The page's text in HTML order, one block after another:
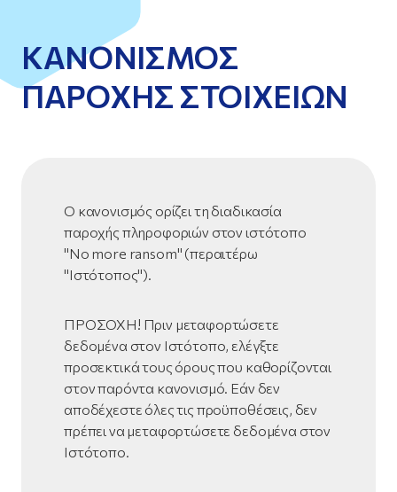
ΚΑΝΟΝΙΣΜΟΣ
ΠΑΡΟΧΗΣ ΣΤΟΙΧΕΙΩΝ
Ο κανονισμός ορίζει τη διαδικασία
παροχής πληροφοριών στον ιστότοπο
"No more ransom" (περαιτέρω
"Ιστότοπος").
ΠΡΟΣΟΧΗ! Πριν μεταφορτώσετε
δεδομένα στον Ιστότοπο, ελέγξτε
προσεκτικά τους όρους που καθορίζονται
στον παρόντα κανονισμό. Εάν δεν
αποδέχεστε όλες τις προϋποθέσεις, δεν
πρέπει να μεταφορτώσετε δεδομένα στον
Ιστότοπο.